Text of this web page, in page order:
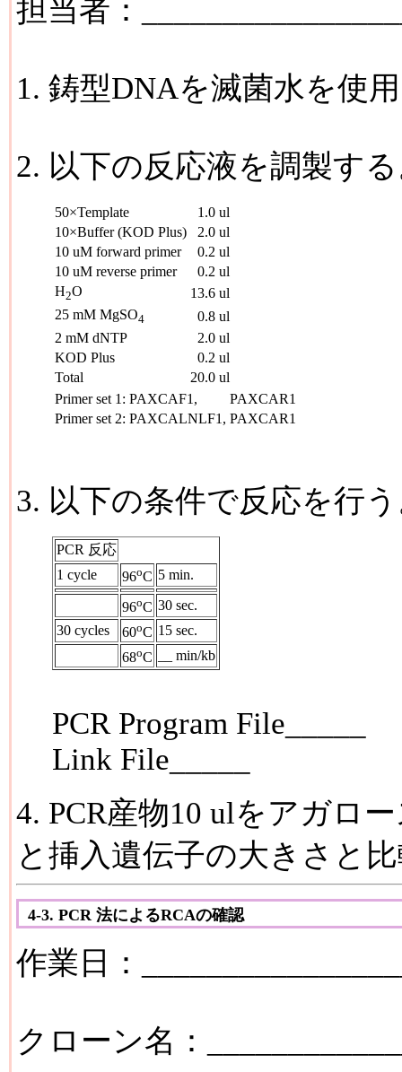
担当者：
1. 鋳型DNAを滅菌水を使
2. 以下の反応液を調製す
50×Template
1.0 ul
10×Buffer (KOD Plus)
2.0 ul
10 uM forward primer
0.2 ul
10 uM reverse primer
0.2 ul
H2O
13.6 ul
25 mM MgSO4
0.8 ul
2 mM dNTP
2.0 ul
KOD Plus
0.2 ul
Total
20.0 ul
Primer set 1: PAXCAF1,
PAXCAR1
Primer set 2: PAXCALNLF1, PAXCAR1
3. 以下の条件で反応を行
PCR 反応
1 cycle
96oC 5 min.
96oC 30 sec.
30 cycles
60oC 15 sec.
68oC __ min/kb
PCR Program File_____
Link File_____
4. PCR産物10 ulをアガロ
と挿入遺伝子の大きさと
4-3. PCR 法によるRCAの確認
作業日：
クローン名：